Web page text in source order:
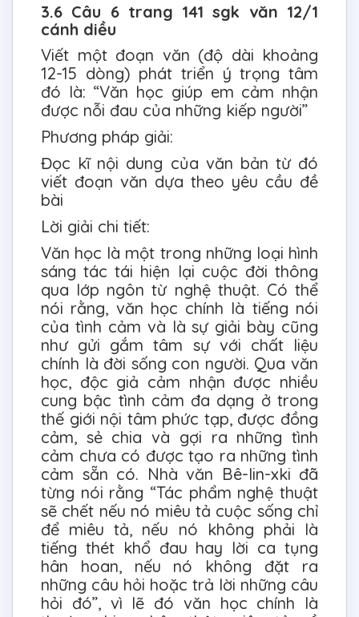
3.6 Câu 6 trang 141 sgk văn 12/1
cánh diều
Viết một đoạn văn (độ dài khoảng
12-15 dòng) phát triển ý trọng tâm
đó là: “Văn học giúp em cảm nhận
được nỗi đau của những kiếp người”
Phương pháp giải:
Đọc kĩ nội dung của văn bản từ đó
viết đoạn văn dựa theo yêu cầu đề
bài
Lời giải chi tiết:
Văn học là một trong những loại hình
sáng tác tái hiện lại cuộc đời thông
qua lớp ngôn từ nghệ thuật. Có thể
nói rằng, văn học chính là tiếng nói
của tình cảm và là sự giải bày cũng
như gửi gắm tâm sự với chất liệu
chính là đời sống con người. Qua văn
học, độc giả cảm nhận được nhiều
cung bậc tình cảm đa dạng ở trong
thế giới nội tâm phức tạp, được đồng
cảm, sẻ chia và gợi ra những tình
cảm chưa có được tạo ra những tình
cảm sẵn có. Nhà văn Bê-lin-xki đã
từng nói rằng “Tác phẩm nghệ thuật
sẽ chết nếu nó miêu tả cuộc sống chỉ
để miêu tả, nếu nó không phải là
tiếng thét khổ đau hay lời ca tụng
hân hoan, nếu nó không đặt ra
những câu hỏi hoặc trả lời những câu
hỏi đó”, vì lẽ đó văn học chính là